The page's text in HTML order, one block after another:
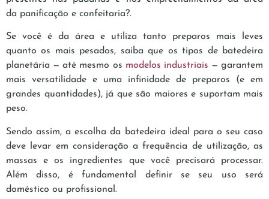
da panificação e confeitaria?.
Se você é da área e utiliza tanto preparos mais leves
quanto os mais pesados, saiba que os tipos de batedeira
planetária — até mesmo os modelos industriais — garantem
mais versatilidade e uma infinidade de preparos (e em
grandes quantidades), já que são maiores e suportam mais
peso.
Sendo assim, a escolha da batedeira ideal para o seu caso
deve levar em consideração a frequência de utilização, as
massas e os ingredientes que você precisará processar.
Além disso, é fundamental definir se seu uso será
doméstico ou profissional.